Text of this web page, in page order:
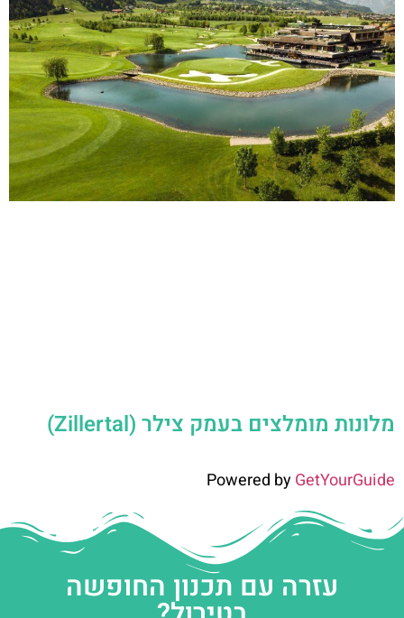
מלונות מומלצים בעמק צילר (Zillertal)
Powered byGetYourGuide
עזרה עם תכנון החופשה